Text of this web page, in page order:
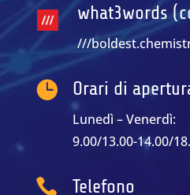
what3words
///
 Orari di
Lunedì – Venerdì:
9.00/13.00-14.00/
 Telefono